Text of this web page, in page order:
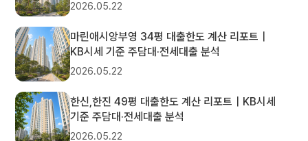
2026.05.22
마린애시앙부영 34평 대출한도 계산 리포트｜
KB시세 기준 주담대·전세대출 분석
2026.05.22
한신,한진 49평 대출한도 계산 리포트｜KB시세
기준 주담대·전세대출 분석
2026.05.22